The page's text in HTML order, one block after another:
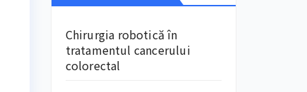
Chirurgia robotică în
tratamentul cancerului
colorectal